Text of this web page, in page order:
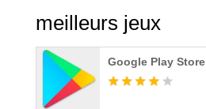
meilleurs jeux
Google Play Store